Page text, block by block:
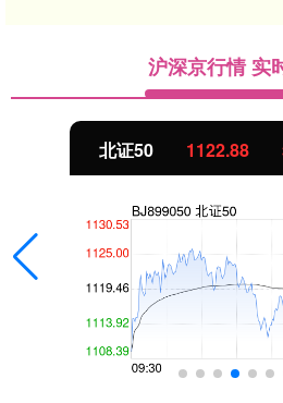
沪深京行情 实
北证50 1122.88